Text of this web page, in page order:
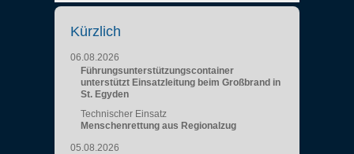
Kürzlich
06.08.2026
Führungsunterstützungscontainer
unterstützt Einsatzleitung beim Großbrand in
St. Egyden
Technischer Einsatz
Menschenrettung aus Regionalzug
05.08.2026